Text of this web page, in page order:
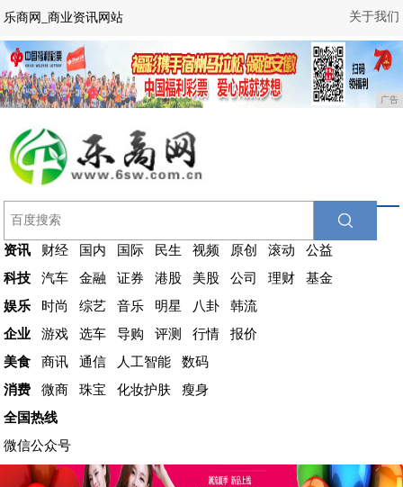
关于我们
乐商网_商业资讯网站
广告
资讯 财经 国内 国际 民生 视频 原创 滚动
公益
科技
汽车 金融 证券 港股 美股 公司 理财
基金
娱乐
时尚 综艺 音乐 明星 八卦
韩流
企业
游戏 选车 导购 评测 行情
报价
美食
商讯 通信 人工智能
数码
消费
微商 珠宝 化妆护肤
瘦身
全国热线
微信公众号